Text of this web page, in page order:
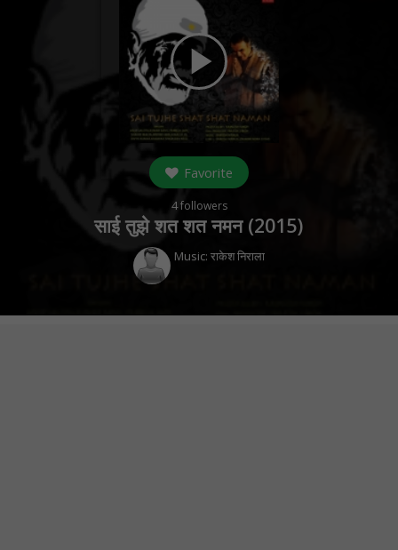
play_arrow
Favorite
4followers
साई तुझे शत शत नमन (2015)
Music: राकेश निराला